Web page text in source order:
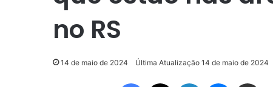
no RS
14 de maio de 2024 Última Atualização 14 de maio de 2024
Facebook Linkedin Messenger